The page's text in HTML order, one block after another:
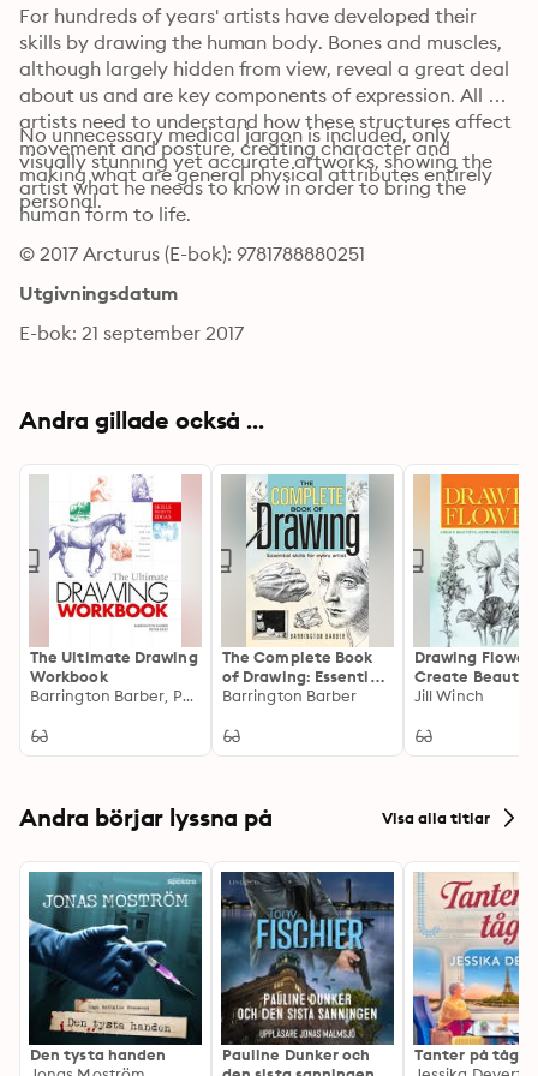
For hundreds of years' artists have developed their
skills by drawing the human body. Bones and muscles,
although largely hidden from view, reveal a great deal
about us and are key components of expression. All
artists need to understand how these structures affect
movement and posture, creating character and
making what are general physical attributes entirely
personal.
No unnecessary medical jargon is included, only
visually stunning yet accurate artworks, showing the
artist what he needs to know in order to bring the
human form to life.
© 2017 Arcturus (E-bok): 9781788880251
Utgivningsdatum
E-bok: 21 september 2017
Andra gillade också ...
The Ultimate Drawing
Workbook
Barrington Barber, Peter Gray
The Complete Book
of Drawing: Essential
Skills for Every Artist
Barrington Barber
Drawing
Create
Artwork with
Jill Winch
Andra börjar lyssna på Visa alla titlar
Den tysta handen
Pauline Dunker och
Tanter på tåg